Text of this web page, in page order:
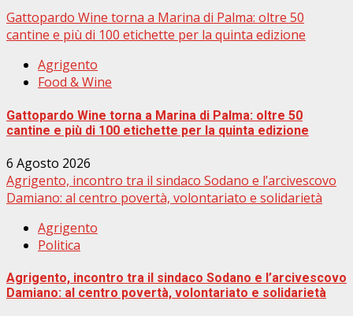
Gattopardo Wine torna a Marina di Palma: oltre 50
cantine e più di 100 etichette per la quinta edizione
Agrigento
Food & Wine
Gattopardo Wine torna a Marina di Palma: oltre 50
cantine e più di 100 etichette per la quinta edizione
6 Agosto 2026
Agrigento, incontro tra il sindaco Sodano e l’arcivescovo
Damiano: al centro povertà, volontariato e solidarietà
Agrigento
Politica
Agrigento, incontro tra il sindaco Sodano e l’arcivescovo
Damiano: al centro povertà, volontariato e solidarietà